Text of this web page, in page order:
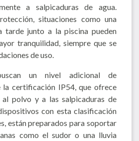
a salpicaduras de agua.
situaciones como una
tarde junto a la piscina pueden
tranquilidad, siempre que se
de uso.
un nivel adicional de
la certificación IP54, que ofrece
polvo y a las salpicaduras de
con esta clasificación
están preparados para soportar
como el sudor o una lluvia